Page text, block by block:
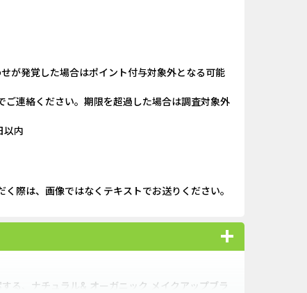
談中の方... iOS_パラノイズ_7日以内...
が発覚した場合はポイント付与対象外となる可能
連絡ください。期限を超過した場合は調査対象外
以内
際は、画像ではなくテキストでお送りください。
る、ナチュラル& オーガニック メイクアップブラ